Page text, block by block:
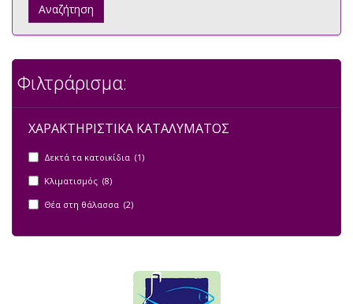
Αναζήτηση
Φιλτράρισμα:
ΧΑΡΑΚΤΗΡΙΣΤΙΚΑ ΚΑΤΑΛΥΜΑΤΟΣ
Δεκτά τα κατοικίδια (1)
Κλιματισμός (8)
Θέα στη θάλασσα (2)